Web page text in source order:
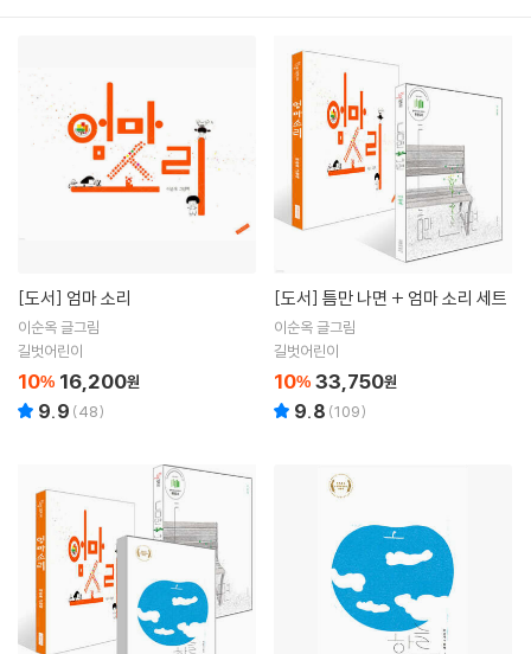
[도서] 엄마 소리
이순옥 글그림
길벗어린이
10% 16,200원
9.9 (48)
[도서] 틈만 나면 + 엄마 소리 세트
이순옥 글그림
길벗어린이
10% 33,750원
9.8 (109)